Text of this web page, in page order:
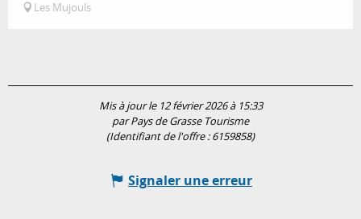
Les Mujouls
Mis à jour le 12 février 2026 à 15:33
par Pays de Grasse Tourisme
(Identifiant de l'offre :6159858)
Signaler une erreur